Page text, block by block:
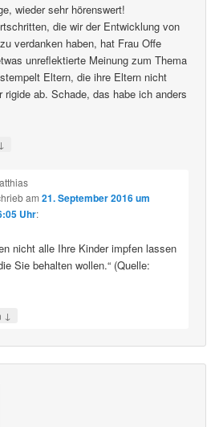
wieder sehr hörenswert!
die wir der Entwicklung von
verdanken haben, hat Frau Offe
unreflektierte Meinung zum Thema
Eltern, die ihre Eltern nicht
rigide ab. Schade, das habe ich anders
↓
am 21. September 2016 um
Uhr:
nicht alle Ihre Kinder impfen lassen
Sie behalten wollen.“ (Quelle:
↓